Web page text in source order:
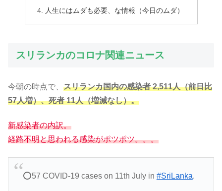
人生にはムダも必要、な情報（今日のムダ）
スリランカのコロナ関連ニュース
今朝の時点で、 スリランカ国内の感染者 2,511人（前日比
57人増）、死者 11人（増減なし）。
新感染者の内訳。
経路不明と思われる感染がポツポツ。。。
⭕️57 COVID-19 cases on 11th July in #SriLanka.